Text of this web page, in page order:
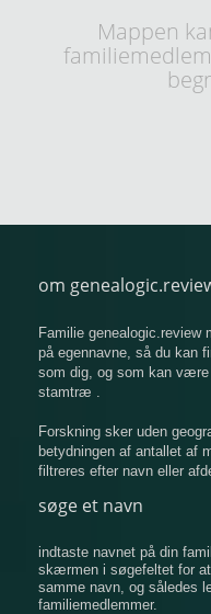
Mappen
om
Familie genealogic.review
på egennavne, så du kan
som dig, og som kan
stamtræ .
Forskning sker uden
betydningen af ​​antallet af
filtreres efter navn eller
søge et navn
indtaste navnet på din
​​skærmen i søgefeltet for
samme navn, og således
familiemedlemmer.